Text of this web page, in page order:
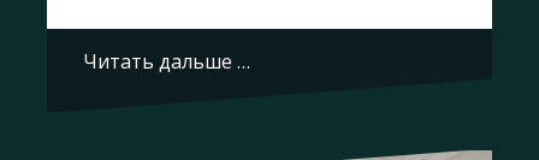
Читать дальше …